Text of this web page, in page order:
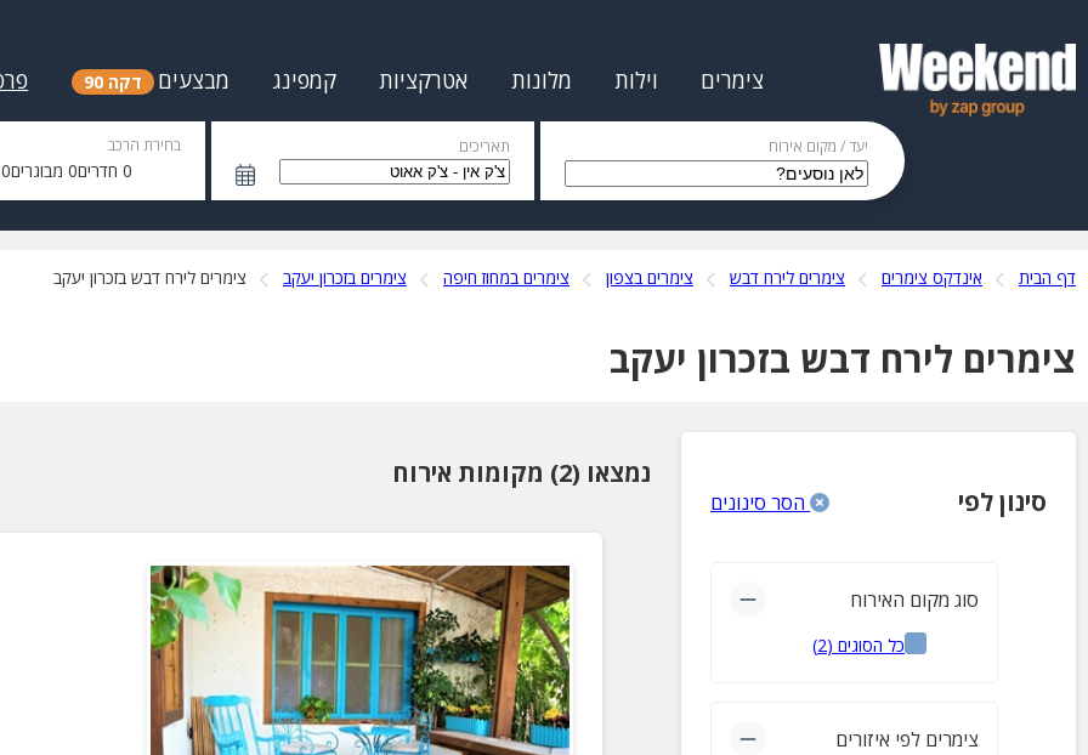
צימרים וילות מלונות אטרקציות קמפינג מבצעים דקה 90
יעד / מקום אירוח תאריכים בחירת הרכב
0חדרים0מבוגרים0
דף הבית אינדקס צימרים צימרים לירח דבש צימרים בצפון צימרים במחוז חיפה צימרים בזכרון יעקב צימרים לירח דבש בזכרון יעקב
צימרים לירח דבש בזכרון יעקב
סינון לפי הסר סינונים
סוג מקום האירוח
כל הסוגים (
2
)
צימרים לפי איזורים
נמצאו (2) מקומות אירוח